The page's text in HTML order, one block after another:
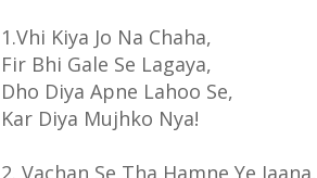
1.Vhi Kiya Jo Na Chaha,
Fir Bhi Gale Se Lagaya,
Dho Diya Apne Lahoo Se,
Kar Diya Mujhko Nya!
2. Vachan Se Tha Hamne Ye Jaana,